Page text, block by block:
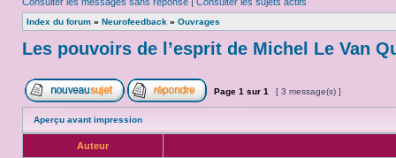
Index du forum » Neurofeedback » Ouvrages
Les pouvoirs de l’esprit de Michel Le Van
Page 1 sur 1 [ 3 message(s) ]
Aperçu avant impression
Auteur